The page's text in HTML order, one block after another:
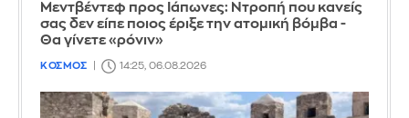
Μεντβέντεφ προς Ιάπωνες: Ντροπή που κανείς
σας δεν είπε ποιος έριξε την ατομική βόμβα -
Θα γίνετε «ρόνιν»
ΚΟΣΜΟΣ 14:25, 06.08.2026